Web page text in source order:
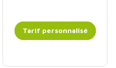
Tarif personnalisé